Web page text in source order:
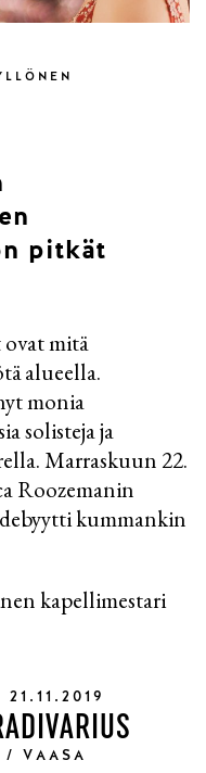
pitkät
mitä
alueella.
monia
solisteja ja
Marraskuun 22.
Roozemanin
kummankin
kapellimestari
/ VAASA